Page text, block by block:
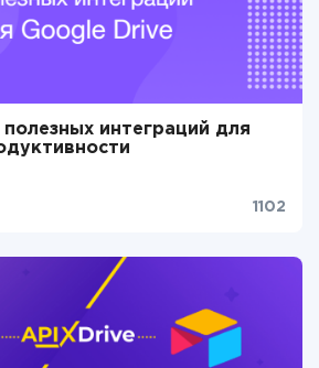
интеграций для
1102